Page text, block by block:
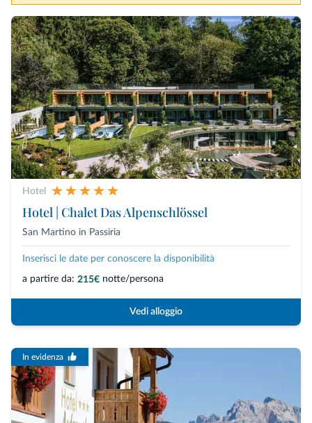
Hotel
Hotel | Chalet Das Alpenschlössel
San Martino in Passiria
Inserisci le date per conoscere la disponibilità
a partire da: 215€ notte/persona
Vedi alloggio
In evidenza